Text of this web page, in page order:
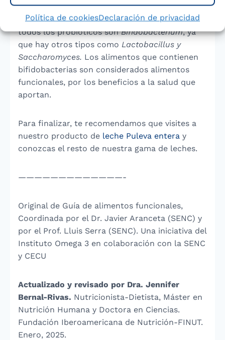
Política de cookiesDeclaración de privacidad
Todos los productos que contienen
Bifidobacteriumtienen probióticos, pero no
todos los probióticos sonBifidobacterium, ya
que hay otros tipos como Lactobacillus y
Saccharomyces. Los alimentos que contienen
bifidobacterias son considerados alimentos
funcionales, por los beneficios a la salud que
aportan.
Para finalizar, te recomendamos que visites a
nuestro producto de leche Puleva entera y
conozcas el resto de nuestra gama de leches.
—————————————-
Original de Guía de alimentos funcionales,
Coordinada por el Dr. Javier Aranceta (SENC) y
por el Prof. Lluis Serra (SENC). Una iniciativa del
Instituto Omega 3 en colaboración con la SENC
y CECU
Actualizado y revisado por Dra. Jennifer
Bernal-Rivas. Nutricionista-Dietista, Máster en
Nutrición Humana y Doctora en Ciencias.
Fundación Iberoamericana de Nutrición-FINUT.
Enero, 2025.